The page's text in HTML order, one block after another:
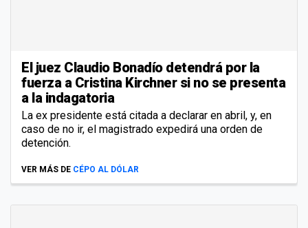
El juez Claudio Bonadío detendrá por la
fuerza a Cristina Kirchner si no se presenta
a la indagatoria
La ex presidente está citada a declarar en abril, y, en
caso de no ir, el magistrado expedirá una orden de
detención.
VER MÁS DE CÉPO AL DÓLAR